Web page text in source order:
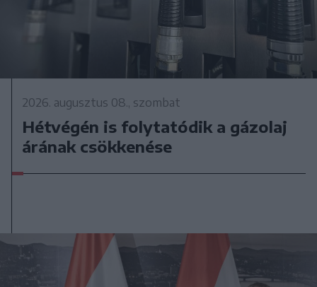
2026. augusztus 08., szombat
Hétvégén is folytatódik a gázolaj
árának csökkenése